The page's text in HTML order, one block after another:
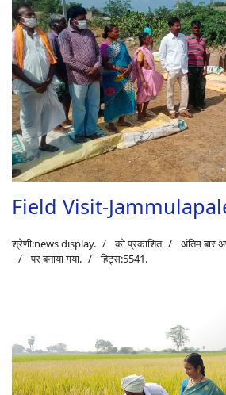
Field Visit-
श्रेणी:news display. को प्रकाशित
अंतिम बार
पर बनाया गया.
हिट्स:5541.